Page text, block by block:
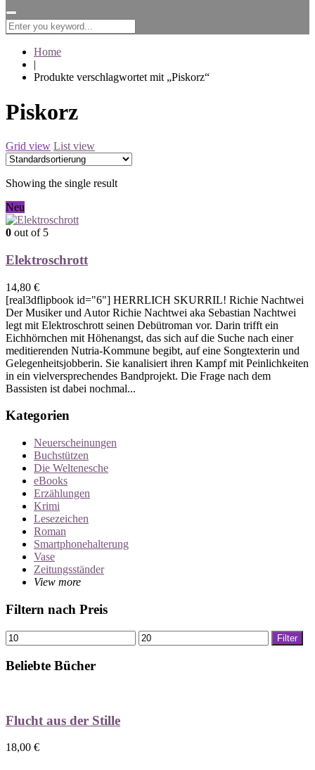
for:
Home
|
Produkte verschlagwortet mit „Piskorz“
Piskorz
Grid view List view
Showing the single result
Neu
0 out of 5
Elektroschrott
14,80 €
[real3dflipbook id="6"] HERRLICH SKURRIL! Richie Nachtwei
Der Musiker und Autor Richie Nachtwei aka Sebastian Nachtwei
legt mit Elektroschrott seinen Debütroman vor. Darin trifft ein
Eichhörnchen mit Höhenangst, das sich auf die Suche nach einer
meditierenden Nutria-Kommune begibt, auf eine Songtexterin und
Gelegenheitsjobberin. Sie kanalisiert ihren Kampf mit Peinlichkeiten
in ein vielversprechendes Bandprojekt. Die Frage nach dem
Bassisten ist dabei nochmal...
Kategorien
Neuerscheinungen
Buchstützen
Die Weltenesche
eBooks
Erzählungen
Krimi
Lesezeichen
Roman
Smartphonehalterung
Vase
Zeitungsständer
View more
Filtern nach Preis
Min.
Preis
Max.
Preis
Filter
Beliebte Bücher
Flucht aus der Stille
18,00 €